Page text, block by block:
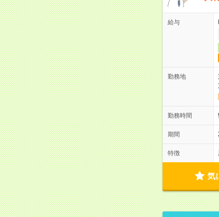
給与
勤務地
勤務時間
期間
特徴
気